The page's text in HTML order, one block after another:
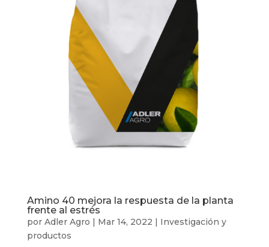
Amino 40 mejora la respuesta de la planta
frente al estrés
por Adler Agro | Mar 14, 2022 | Investigación y
productos